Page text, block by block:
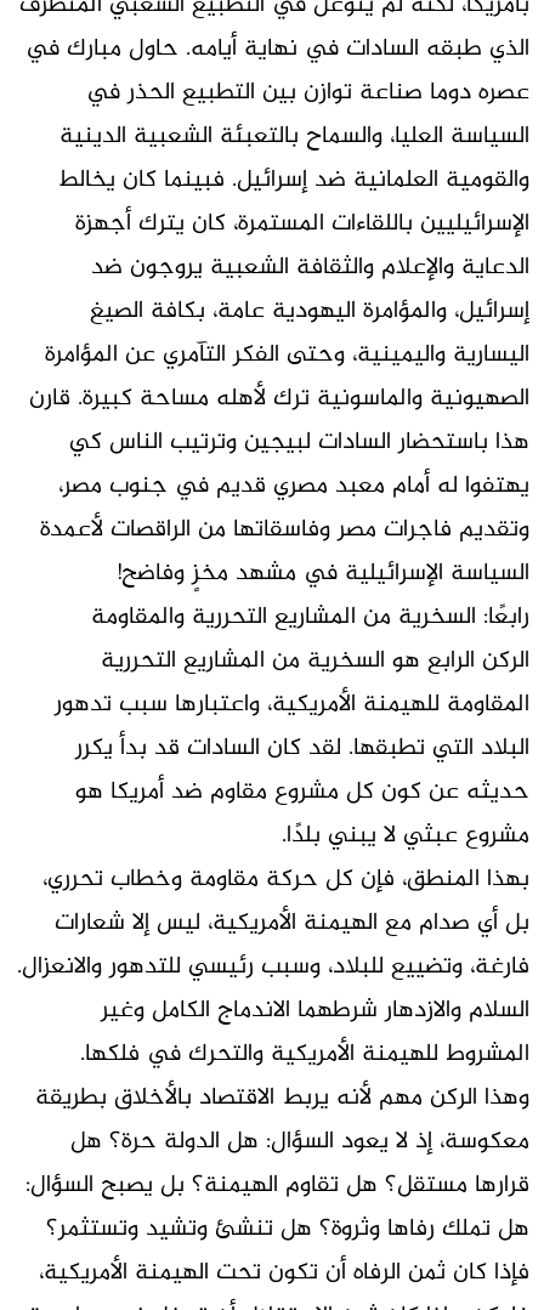
الذي طبقه السادات في نهاية أيامه. حاول مبارك في
عصره دوما صناعة توازن بين التطبيع الحذر في
السياسة العليا، والسماح بالتعبئة الشعبية الدينية
والقومية العلمانية ضد إسرائيل. فبينما كان يخالط
الإسرائيليين باللقاءات المستمرة، كان يترك أجهزة
الدعاية والإعلام والثقافة الشعبية يروجون ضد
إسرائيل، والمؤامرة اليهودية عامة، بكافة الصيغ
اليسارية واليمينية، وحتى الفكر التآمري عن المؤامرة
الصهيونية والماسونية ترك لأهله مساحة كبيرة. قارن
هذا باستحضار السادات لبيجين وترتيب الناس كي
يهتفوا له أمام معبد مصري قديم في جنوب مصر،
وتقديم فاجرات مصر وفاسقاتها من الراقصات لأعمدة
السياسة الإسرائيلية في مشهد مخزٍ وفاضح!
رابعًا: السخرية من المشاريع التحررية والمقاومة
الركن الرابع هو السخرية من المشاريع التحررية
المقاومة للهيمنة الأمريكية، واعتبارها سبب تدهور
البلاد التي تطبقها. لقد كان السادات قد بدأ يكرر
حديثه عن كون كل مشروع مقاوم ضد أمريكا هو
مشروع عبثي لا يبني بلدًا.
بهذا المنطق، فإن كل حركة مقاومة وخطاب تحرري،
بل أي صدام مع الهيمنة الأمريكية، ليس إلا شعارات
فارغة، وتضييع للبلاد، وسبب رئيسي للتدهور والانعزال.
السلام والازدهار شرطهما الاندماج الكامل وغير
المشروط للهيمنة الأمريكية والتحرك في فلكها.
وهذا الركن مهم لأنه يربط الاقتصاد بالأخلاق بطريقة
معكوسة، إذ لا يعود السؤال: هل الدولة حرة؟ هل
قرارها مستقل؟ هل تقاوم الهيمنة؟ بل يصبح السؤال:
هل تملك رفاها وثروة؟ هل تنشئ وتشيد وتستثمر؟
فإذا كان ثمن الرفاه أن تكون تحت الهيمنة الأمريكية،